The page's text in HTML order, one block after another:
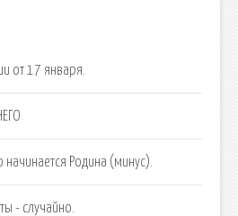
от 17 января.
начинается Родина (минус).
- случайно.